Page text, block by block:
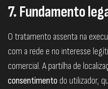
7. Fundamento
O tratamento assenta na
com a rede e no interesse
comercial. A partilha de
consentimento do utilizador,